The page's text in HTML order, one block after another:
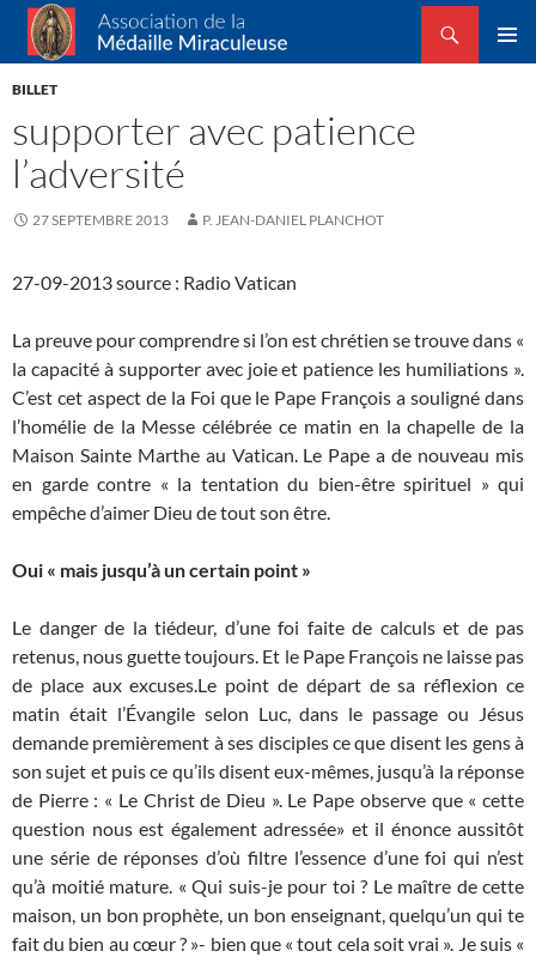
Association de la Médaille Miraculeuse
Recherche
ALLER
BILLET
supporter avec patience
l’adversité
27 SEPTEMBRE 2013 P. JEAN-DANIEL PLANCHOT
27-09-2013 source : Radio Vatican
La preuve pour comprendre si l’on est chrétien se trouve dans «
la capacité à supporter avec joie et patience les humiliations ».
C’est cet aspect de la Foi que le Pape François a souligné dans
l’homélie de la Messe célébrée ce matin en la chapelle de la
Maison Sainte Marthe au Vatican. Le Pape a de nouveau mis
en garde contre « la tentation du bien-être spirituel » qui
empêche d’aimer Dieu de tout son être.
Oui « mais jusqu’à un certain point »
Le danger de la tiédeur, d’une foi faite de calculs et de pas
retenus, nous guette toujours. Et le Pape François ne laisse pas
de place aux excuses.Le point de départ de sa réflexion ce
matin était l’Évangile selon Luc, dans le passage ou Jésus
demande premièrement à ses disciples ce que disent les gens à
son sujet et puis ce qu’ils disent eux-mêmes, jusqu’à la réponse
de Pierre : « Le Christ de Dieu ». Le Pape observe que « cette
question nous est également adressée» et il énonce aussitôt
une série de réponses d’où filtre l’essence d’une foi qui n’est
qu’à moitié mature. « Qui suis-je pour toi ? Le maître de cette
maison, un bon prophète, un bon enseignant, quelqu’un qui te
fait du bien au cœur ? »- bien que « tout cela soit vrai ». Je suis «